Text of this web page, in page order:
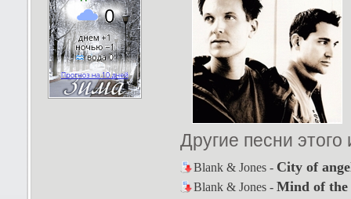
Другие песни
Blank & Jones - City of
Blank & Jones - Mind of the